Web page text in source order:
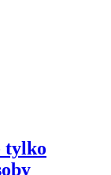
tylko